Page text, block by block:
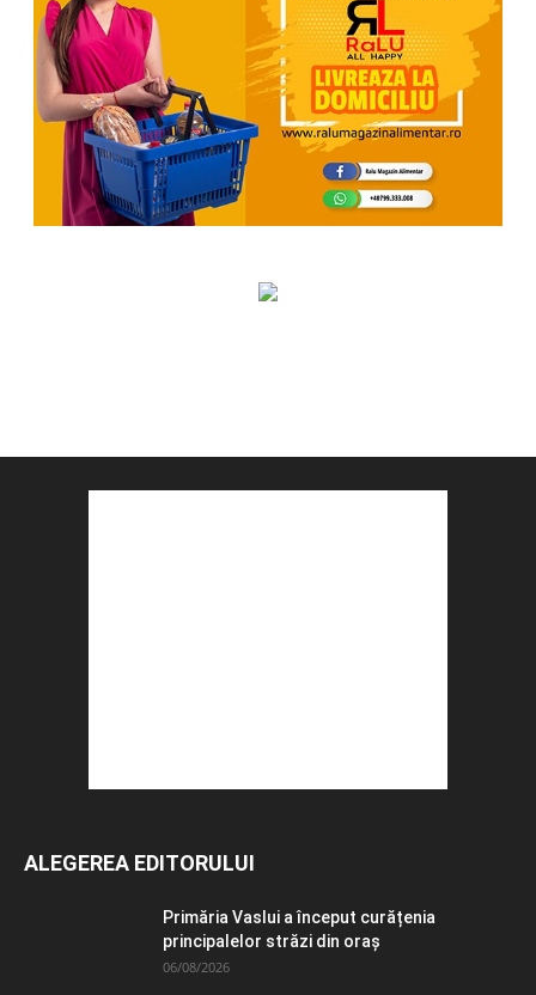
ALEGEREA EDITORULUI
Primăria Vaslui a început curățenia
principalelor străzi din oraș
06/08/2026